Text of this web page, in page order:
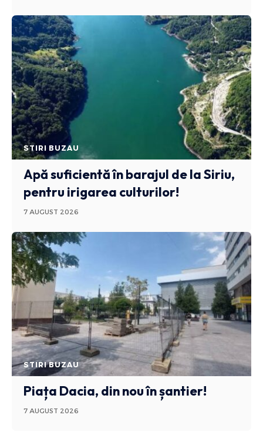
STIRI BUZAU
Apă suficientă în barajul de la Siriu,
pentru irigarea culturilor!
7 AUGUST 2026
STIRI BUZAU
Piața Dacia, din nou în șantier!
7 AUGUST 2026